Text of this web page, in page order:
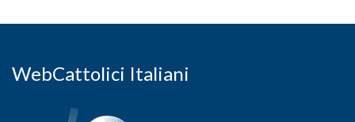
WebCattolici Italiani